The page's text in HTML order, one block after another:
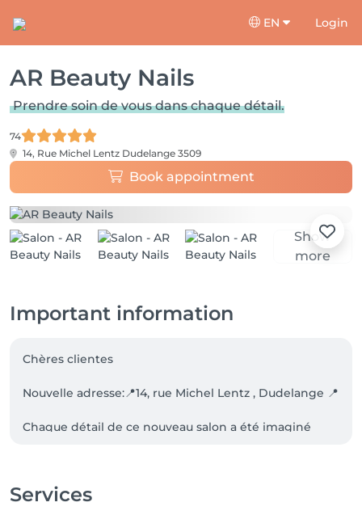
EN Login
AR Beauty Nails
Prendre soin de vous dans chaque détail.
74
14, Rue Michel Lentz Dudelange 3509
Book appointment
Show
more
Important information
Chères clientes
Nouvelle adresse:📍14, rue Michel Lentz , Dudelange 📍
Chaque détail de ce nouveau salon a été imaginé
prendre soin de vous dans ce nouveau chapitre !
Services